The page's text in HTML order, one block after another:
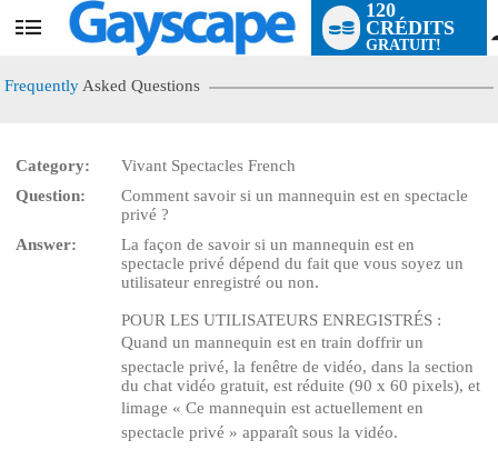
User
120
CRÉDITS
GRATUIT!
Frequently Asked Questions
Category:
Vivant Spectacles French
Question:
Comment savoir si un mannequin est en spectacle
privé ?
Answer:
La façon de savoir si un mannequin est en
spectacle privé dépend du fait que vous soyez un
utilisateur enregistré ou non.
POUR LES UTILISATEURS ENREGISTRÉS :
Quand un mannequin est en train doffrir un
spectacle privé, la fenêtre de vidéo, dans la section
du chat vidéo gratuit, est réduite (90 x 60 pixels), et
limage « Ce mannequin est actuellement en
spectacle privé » apparaît sous la vidéo.
LIMITED TIME OFFER!